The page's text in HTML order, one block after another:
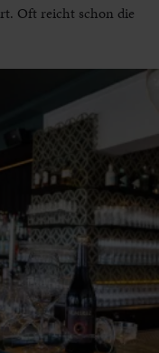
Oft reicht schon die